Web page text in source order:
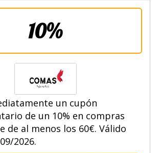
10%
un cupón
de un 10% en compras
de al menos los 60€. Válido
2026.